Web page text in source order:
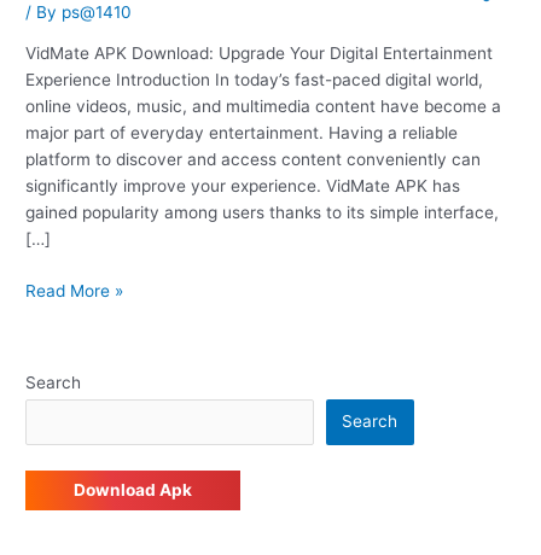
/ By ps@1410
VidMate APK Download: Upgrade Your Digital Entertainment
Experience Introduction In today’s fast-paced digital world,
online videos, music, and multimedia content have become a
major part of everyday entertainment. Having a reliable
platform to discover and access content conveniently can
significantly improve your experience. VidMate APK has
gained popularity among users thanks to its simple interface,
[…]
Read More »
Search
Search
Download Apk